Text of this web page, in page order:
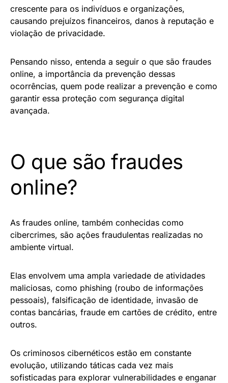
crescente para os indivíduos e organizações,
causando prejuízos financeiros, danos à reputação e
violação de privacidade.
Pensando nisso, entenda a seguir o que são fraudes
online, a importância da prevenção dessas
ocorrências, quem pode realizar a prevenção e como
garantir essa proteção com segurança digital
avançada.
O que são fraudes
online?
As fraudes online, também conhecidas como
cibercrimes, são ações fraudulentas realizadas no
ambiente virtual.
Elas envolvem uma ampla variedade de atividades
maliciosas, como phishing (roubo de informações
pessoais), falsificação de identidade, invasão de
contas bancárias, fraude em cartões de crédito, entre
outros.
Os criminosos cibernéticos estão em constante
evolução, utilizando táticas cada vez mais
sofisticadas para explorar vulnerabilidades e enganar